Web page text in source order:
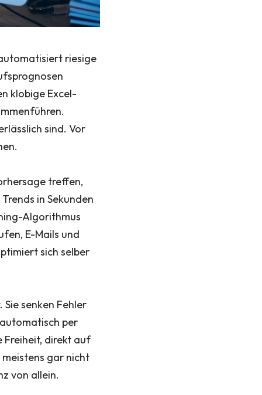
riesige
klobige Excel-
sind. Vor
treffen,
in Sekunden
Algorithmus
E-Mails und
sich selber
senken Fehler
per
Freiheit, direkt auf
gar nicht
von allein.